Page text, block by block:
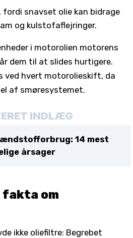
fordi snavset olie kan bidrage
og kulstofaflejringer.
i motorolien motorens
dem til at slides hurtigere.
ved hvert motorolieskift, da
af smøresystemet.
INDLÆG
14 mest
årsager
om
ikke oliefiltre: Begrebet